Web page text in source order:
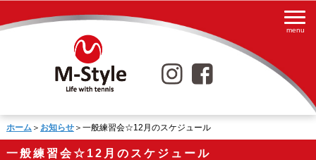
ホーム＞ お知らせ＞一般練習会☆12月のスケジュール
一般練習会☆12月のスケジュール